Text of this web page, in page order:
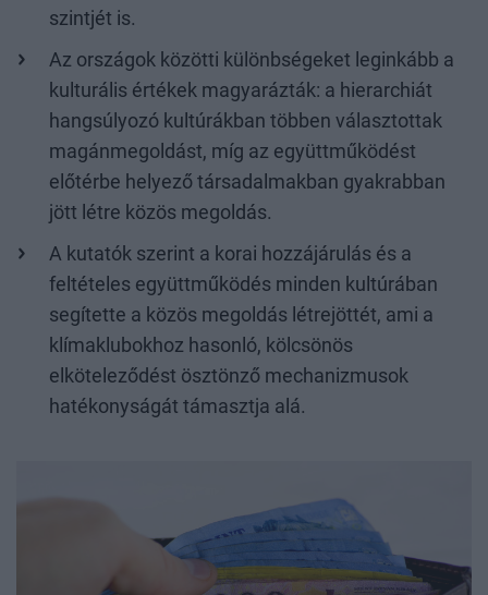
szintjét is.
Az országok közötti különbségeket leginkább a
kulturális értékek magyarázták: a hierarchiát
hangsúlyozó kultúrákban többen választottak
magánmegoldást, míg az együttműködést
előtérbe helyező társadalmakban gyakrabban
jött létre közös megoldás.
A kutatók szerint a korai hozzájárulás és a
feltételes együttműködés minden kultúrában
segítette a közös megoldás létrejöttét, ami a
klímaklubokhoz hasonló, kölcsönös
elköteleződést ösztönző mechanizmusok
hatékonyságát támasztja alá.